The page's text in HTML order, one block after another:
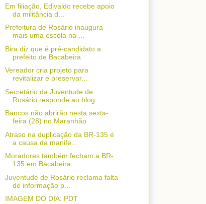
Em filiação, Edivaldo recebe apoio
da militância d...
Prefeitura de Rosário inaugura
mais uma escola na ...
Bira diz que é pré-candidato a
prefeito de Bacabeira
Vereador cria projeto para
revitalizar e preservar...
Secretário da Juventude de
Rosário responde ao blog
Bancos não abrirão nesta sexta-
feira (28) no Maranhão
Atraso na duplicação da BR-135 é
a causa da manife...
Moradores também fecham a BR-
135 em Bacabeira
Juventude de Rosário reclama falta
de informação p...
IMAGEM DO DIA: PDT